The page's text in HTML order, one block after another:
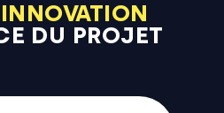
INNOVATION
DU PROJET